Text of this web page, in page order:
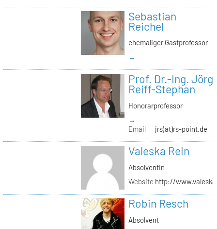
Sebastian
Reichel
ehemaliger Gastprofessor
→
Prof. Dr.-Ing. Jörg
Reiff-Stephan
Honorarprofessor
→
Email
jrs(at)rs-point.de
Valeska Rein
Absolventin
Website http://
Robin Resch
Absolvent